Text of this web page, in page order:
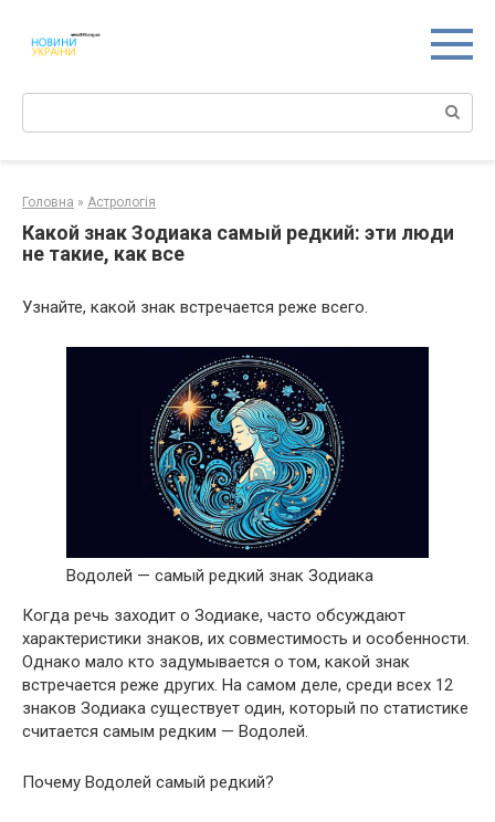
контенту
Поиск:
Головна » Астрологія
Какой знак Зодиака самый редкий: эти люди
не такие, как все
Узнайте, какой знак встречается реже всего.
Водолей — самый редкий знак Зодиака
Когда речь заходит о Зодиаке, часто обсуждают
характеристики знаков, их совместимость и особенности.
Однако мало кто задумывается о том, какой знак
встречается реже других. На самом деле, среди всех 12
знаков Зодиака существует один, который по статистике
считается самым редким — Водолей.
Почему Водолей самый редкий?